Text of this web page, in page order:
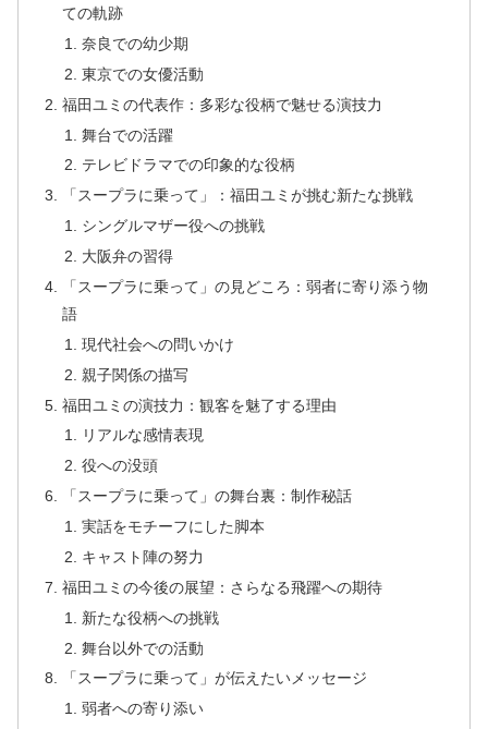
ての軌跡
奈良での幼少期
東京での女優活動
福田ユミの代表作：多彩な役柄で魅せる演技力
舞台での活躍
テレビドラマでの印象的な役柄
「スープラに乗って」：福田ユミが挑む新たな挑戦
シングルマザー役への挑戦
大阪弁の習得
「スープラに乗って」の見どころ：弱者に寄り添う物
語
現代社会への問いかけ
親子関係の描写
福田ユミの演技力：観客を魅了する理由
リアルな感情表現
役への没頭
「スープラに乗って」の舞台裏：制作秘話
実話をモチーフにした脚本
キャスト陣の努力
福田ユミの今後の展望：さらなる飛躍への期待
新たな役柄への挑戦
舞台以外での活動
「スープラに乗って」が伝えたいメッセージ
弱者への寄り添い